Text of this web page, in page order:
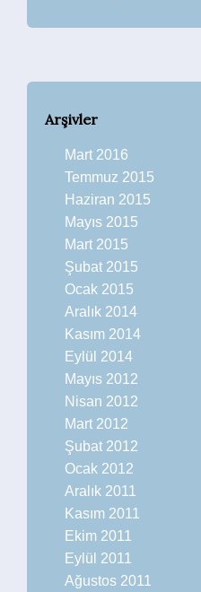
Arşivler
Mart 2016
Temmuz 2015
Haziran 2015
Mayıs 2015
Mart 2015
Şubat 2015
Ocak 2015
Aralık 2014
Kasım 2014
Eylül 2014
Mayıs 2012
Nisan 2012
Mart 2012
Şubat 2012
Ocak 2012
Aralık 2011
Kasım 2011
Ekim 2011
Eylül 2011
Ağustos 2011